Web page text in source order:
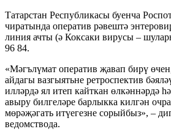
Татарстан Республикасы буенча
чиратында оператив рәвештә
линия ачты (ә Коксаки вирусы –
96 84.
«Мәгълүмат оператив җавап бирү
айдагы вазгыятьне ретроспектив
илләрдә ял итеп кайткан өлкәннәрдә
авыру билгеләре барлыкка килгән
мөрәҗәгать итүегезне сорыйбыз», –
ведомствода.